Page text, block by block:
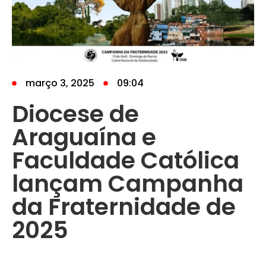
março 3, 2025 09:04
Diocese de
Araguaína e
Faculdade Católica
lançam Campanha
da Fraternidade de
2025